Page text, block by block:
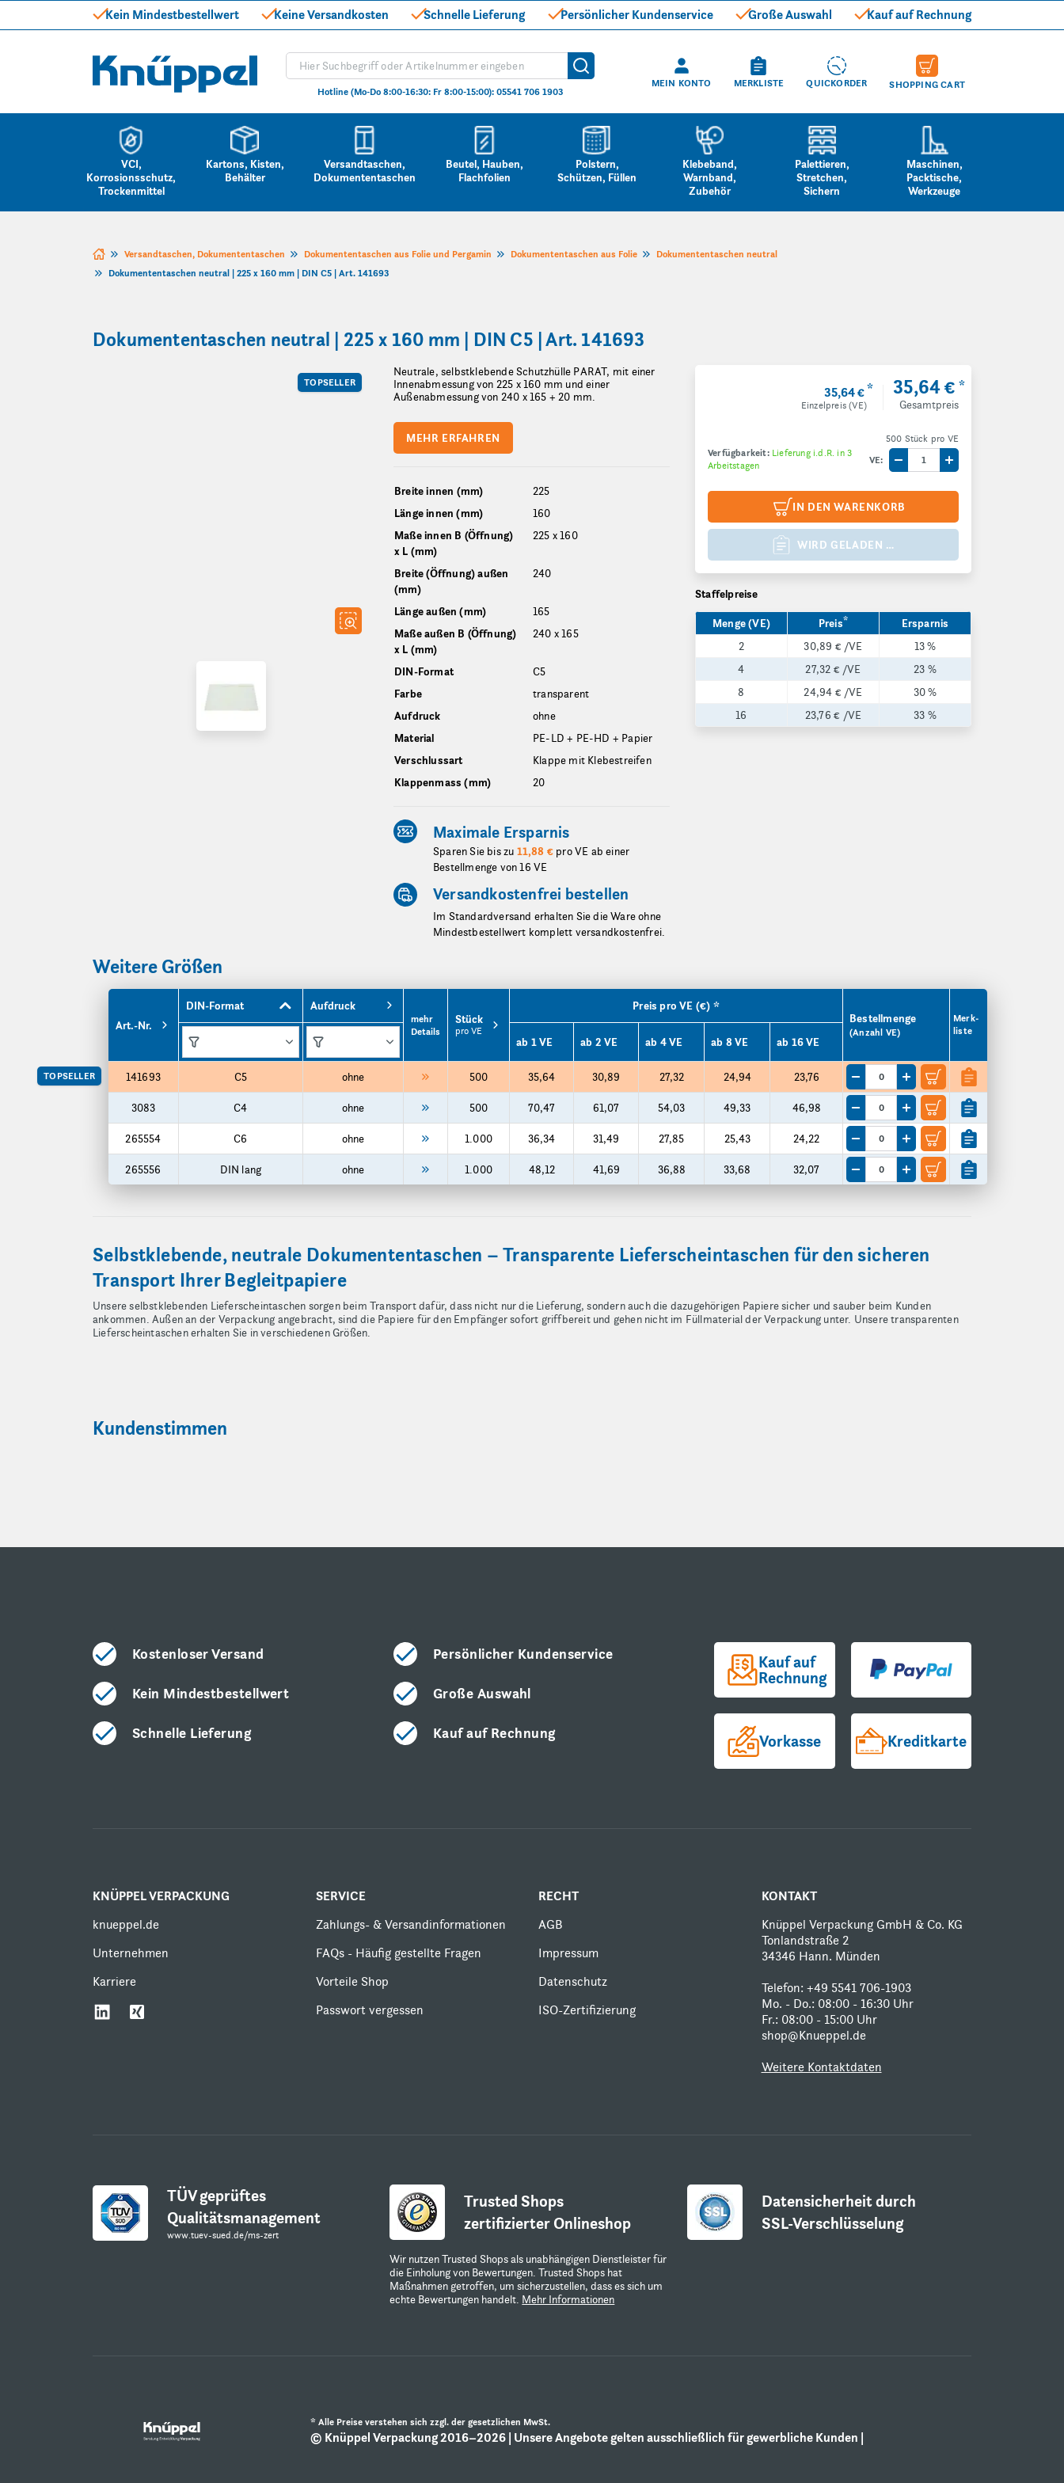
Kein Mindestbestellwert Keine Versandkosten Schnelle Lieferung Persönlicher Kundenservice Große Auswahl Kauf auf Rechnung
Knüppel
Produkt suchen
Suche
Hotline (Mo-Do 8:00-16:30: Fr 8:00-15:00): 05541 706 1903
MEIN KONTO MERKLISTE QUICKORDER SHOPPING CART
VCI,
Korrosionsschutz,
Trockenmittel
Kartons, Kisten,
Behälter
Versandtaschen,
Dokumententaschen
Beutel, Hauben,
Flachfolien
Polstern,
Schützen, Füllen
Klebeband,
Warnband,
Zubehör
Palettieren,
Stretchen,
Sichern
Maschinen,
Packtische,
Werkzeuge
Versandtaschen, Dokumententaschen Dokumententaschen aus Folie und Pergamin Dokumententaschen aus Folie
Dokumententaschen neutral
Dokumententaschen neutral | 225 x 160 mm | DIN C5 | Art. 141693
Dokumententaschen neutral | 225 x 160 mm | DIN C5 | Art. 141693
TOPSELLER
Neutrale, selbstklebende Schutzhülle PARAT, mit einer
Innenabmessung von 225 x 160 mm und einer
Außenabmessung von 240 x 165 + 20 mm.
MEHR ERFAHREN
Breite innen (mm)
225
Länge innen (mm)
160
Maße innen B (Öffnung)
x L (mm)
225 x 160
Breite (Öffnung) außen
(mm)
240
Länge außen (mm)
165
Maße außen B (Öffnung)
x L (mm)
240 x 165
DIN-Format
C5
Farbe
transparent
Aufdruck
ohne
Material
PE-LD + PE-HD + Papier
Verschlussart
Klappe mit Klebestreifen
Klappenmass (mm)
20
Maximale Ersparnis
Sparen Sie bis zu 11,88 € pro VE ab einer
Bestellmenge von 16 VE
Versandkostenfrei bestellen
Im Standardversand erhalten Sie die Ware ohne
Mindestbestellwert komplett versandkostenfrei.
35,64 €*
Einzelpreis (VE)
35,64 € *
Gesamtpreis
Verfügbarkeit: Lieferung i.d.R. in 3
Arbeitstagen
500 Stück pro VE
VE:
Menge um eine VE reduzieren
Menge um eine VE
IN DEN WARENKORB
WIRD GELADEN …
Staffelpreise
Menge (VE) Preis*
Ersparnis
2
30,89 € /VE
13 %
4
27,32 € /VE
23 %
8
24,94 € /VE
30 %
16
23,76 € /VE 33 %
Weitere Größen
Funktionen
Funktionen
TOPSELLER Produktgrößen
Art.-Nr.
DIN-Format Aufdruck
mehr
Details
Stück
pro VE
Preis pro VE (€) *
Bestellmenge
(Anzahl VE)
Merk­
liste
ab 1 VE ab 2 VE ab 4 VE ab 8 VE ab 16 VE
141693 C5 ohne 500 35,64 30,89 27,32 24,94 23,76 Menge um eine VE reduzieren
Menge um eine VE erhöhen
3083
C4 ohne 500 70,47 61,07 54,03 49,33 46,98 Menge um eine VE reduzieren
Menge um eine VE erhöhen
265554
C6 ohne 1.000 36,34 31,49 27,85 25,43 24,22 Menge um eine VE reduzieren
Menge um eine VE erhöhen
265556
DIN lang ohne 1.000 48,12 41,69 36,88 33,68 32,07 Menge um eine VE reduzieren
Menge um eine VE erhöhen
Selbstklebende, neutrale Dokumententaschen – Transparente Lieferscheintaschen für den sicheren
Transport Ihrer Begleitpapiere
Unsere selbstklebenden Lieferscheintaschen sorgen beim Transport dafür, dass nicht nur die Lieferung, sondern auch die dazugehörigen Papiere sicher und sauber beim Kunden
ankommen. Außen an der Verpackung angebracht, sind die Papiere für den Empfänger sofort griffbereit und gehen nicht im Füllmaterial der Verpackung unter. Unsere transparenten
Lieferscheintaschen erhalten Sie in verschiedenen Größen.
Kundenstimmen
Kostenloser Versand
Kein Mindestbestellwert
Schnelle Lieferung
Persönlicher Kundenservice
Große Auswahl
Kauf auf Rechnung
Kauf auf
Rechnung
Vorkasse Kreditkarte
KNÜPPEL VERPACKUNG
knueppel.de
Unternehmen
Karriere
SERVICE
Zahlungs- & Versandinformationen
FAQs - Häufig gestellte Fragen
Vorteile Shop
Passwort vergessen
RECHT
AGB
Impressum
Datenschutz
ISO-Zertifizierung
KONTAKT
Knüppel Verpackung GmbH & Co. KG
Tonlandstraße 2
34346 Hann. Münden
Telefon: +49 5541 706-1903
Mo. - Do.: 08:00 - 16:30 Uhr
Fr.: 08:00 - 15:00 Uhr
shop@Knueppel.de
Weitere Kontaktdaten
TÜV geprüftes
Qualitätsmanagement
www.tuev-sued.de/ms-zert
Trusted Shops
zertifizierter Onlineshop
Wir nutzen Trusted Shops als unabhängigen Dienstleister für
die Einholung von Bewertungen. Trusted Shops hat
Maßnahmen getroffen, um sicherzustellen, dass es sich um
echte Bewertungen handelt. Mehr Informationen
Datensicherheit durch
SSL-Verschlüsselung
* Alle Preise verstehen sich zzgl. der gesetzlichen MwSt.
© Knüppel Verpackung 2016–2026 | Unsere Angebote gelten ausschließlich für gewerbliche Kunden |